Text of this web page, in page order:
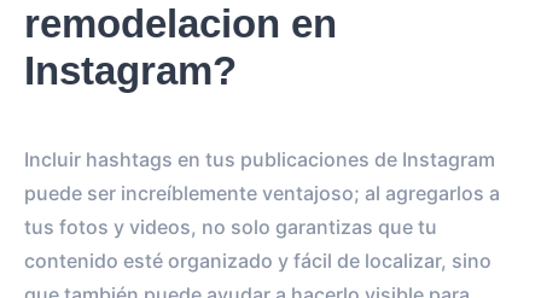
remodelacion en
Instagram?
Incluir hashtags en tus publicaciones de Instagram
puede ser increíblemente ventajoso; al agregarlos a
tus fotos y videos, no solo garantizas que tu
contenido esté organizado y fácil de localizar, sino